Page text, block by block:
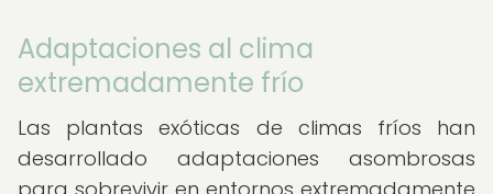
Adaptaciones al clima
extremadamente frío
Las plantas exóticas de climas fríos han
desarrollado adaptaciones asombrosas